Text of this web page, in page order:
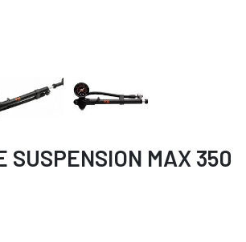
SUSPENSION MAX 350